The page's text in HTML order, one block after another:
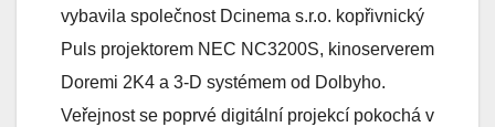
vybavila společnost Dcinema s.r.o. kopřivnický
Puls projektorem NEC NC3200S, kinoserverem
Doremi 2K4 a 3-D systémem od Dolbyho.
Veřejnost se poprvé digitální projekcí pokochá v